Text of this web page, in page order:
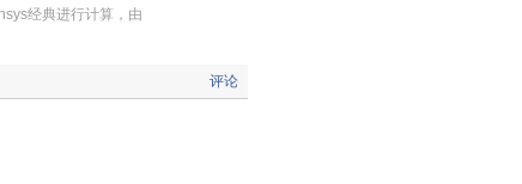
经典进行计算，由
评论